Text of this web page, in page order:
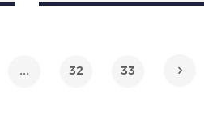
... 32 33